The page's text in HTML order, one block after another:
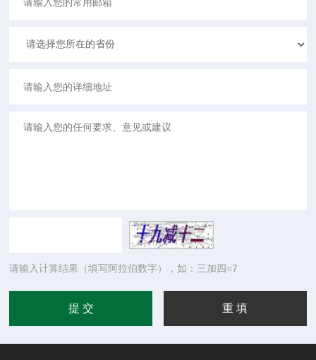
请输入计算结果（填写阿拉伯数字），如：三加四=7